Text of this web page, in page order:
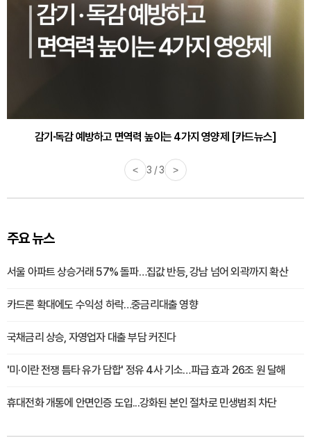
감기·독감 예방하고 면역력 높이는 4가지 영양제 [카드뉴스]
< 3 / 3 >
주요 뉴스
서울 아파트 상승거래 57% 돌파…집값 반등, 강남 넘어 외곽까지 확산
카드론 확대에도 수익성 하락…중금리대출 영향
국채금리 상승, 자영업자 대출 부담 커진다
'미·이란 전쟁 틈타 유가 담합' 정유 4사 기소…파급 효과 26조 원 달해
휴대전화 개통에 안면인증 도입...강화된 본인 절차로 민생범죄 차단